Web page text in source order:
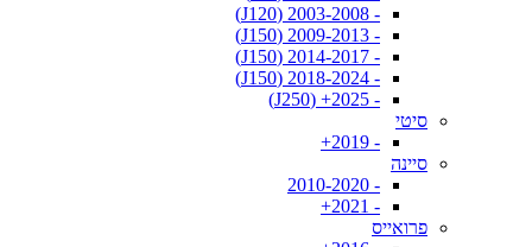
- 2003-2008 (J120)
- 2009-2013 (J150)
- 2014-2017 (J150)
- 2018-2024 (J150)
- 2025+ (J250)
סיטי
- 2019+
סיינה
- 2010-2020
- 2021+
פרואייס